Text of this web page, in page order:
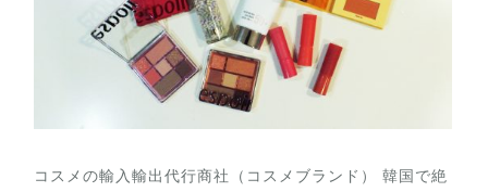
コスメの輸入輸出代行商社（コスメブランド） 韓国で絶